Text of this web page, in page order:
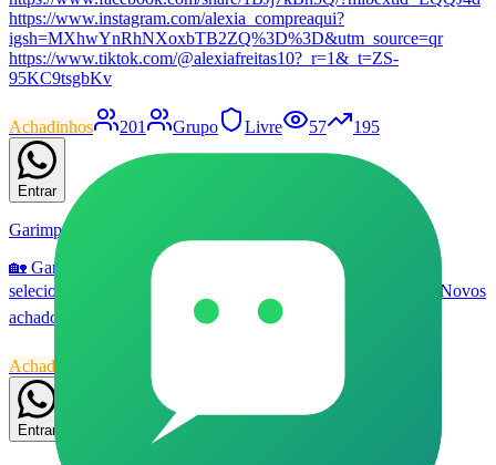
https://www.instagram.com/alexia_compreaqui?
igsh=MXhwYnRhNXoxbTB2ZQ%3D%3D&utm_source=qr
https://www.tiktok.com/@alexiafreitas10?_r=1&_t=ZS-
95KC9tsgbKv
Achadinhos 201 Grupo Livre 57 195
Entrar
Garimpo Casa, Construção & Ferramentas
🏡 Garimpo Casa, Construção & Ferramentas ✨ Promoções
selecionadas para casa, decoração, reforma e organização. 🛠️ Novos
achados todos os dias.
Achadinhos
Entrar